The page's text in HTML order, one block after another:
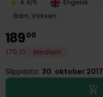
4.4/5 Engelsk
Barn, Voksen
18900
170,10 Medlem
Slippdato: 30. oktober 2017